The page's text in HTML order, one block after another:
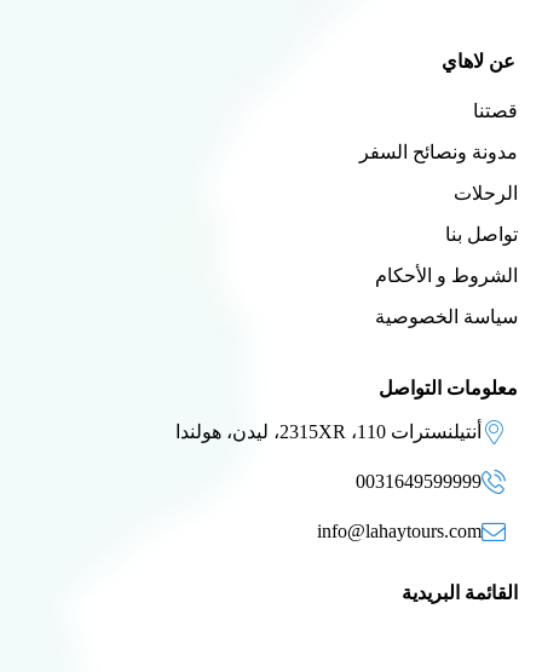
عن لاهاي
قصتنا
مدونة ونصائح السفر
الرحلات
تواصل بنا
الشروط و الأحكام
سياسة الخصوصية
معلومات التواصل
أنتيلنسترات 110، 2315XR، ليدن، هولندا
0031649599999
info@lahaytours.com
القائمة البريدية